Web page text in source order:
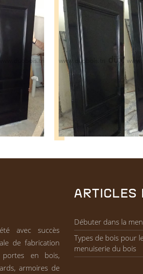
avec succès
de fabrication
portes en bois,
armoires de
ARTICLES
Débuter dans la
Types de bois pour
menuiserie du bois